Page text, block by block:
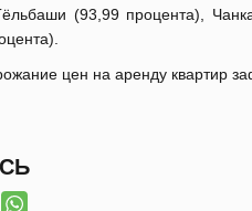
(93,99 процента),
цен на аренду квартир